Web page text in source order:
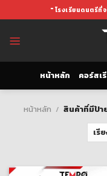
to
" โรงเรียนดนตรีที่จ
หน้าหลัก คอร์สเ
หน้าหลัก / สินค้าที่มีป้าย